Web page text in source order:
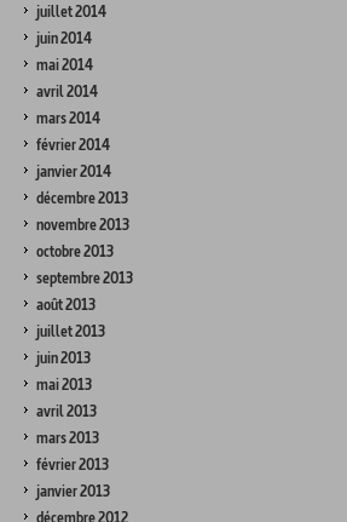
juillet 2014
juin 2014
mai 2014
avril 2014
mars 2014
février 2014
janvier 2014
décembre 2013
novembre 2013
octobre 2013
septembre 2013
août 2013
juillet 2013
juin 2013
mai 2013
avril 2013
mars 2013
février 2013
janvier 2013